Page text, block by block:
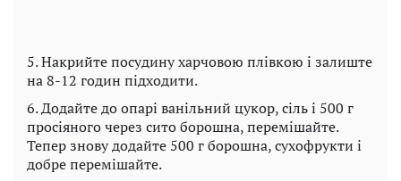
5. Накрийте посудину харчовою плівкою і залиште
на 8-12 годин підходити.
6. Додайте до опарі ванільний цукор, сіль і 500 г
просіяного через сито борошна, перемішайте.
Тепер знову додайте 500 г борошна, сухофрукти і
добре перемішайте.